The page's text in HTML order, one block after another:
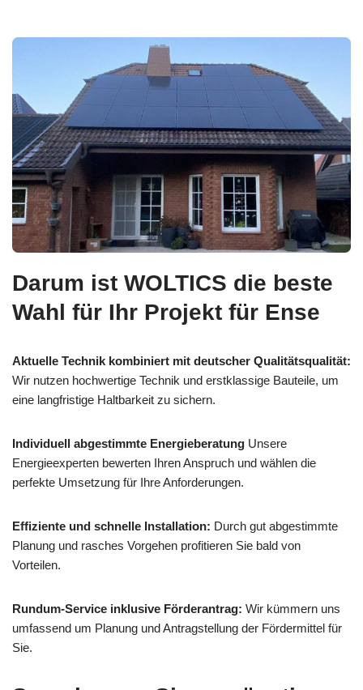
Darum ist WOLTICS die beste
Wahl für Ihr Projekt für Ense
Aktuelle Technik kombiniert mit deutscher Qualitätsqualität:
Wir nutzen hochwertige Technik und erstklassige Bauteile, um
eine langfristige Haltbarkeit zu sichern.
Individuell abgestimmte Energieberatung Unsere
Energieexperten bewerten Ihren Anspruch und wählen die
perfekte Umsetzung für Ihre Anforderungen.
Effiziente und schnelle Installation: Durch gut abgestimmte
Planung und rasches Vorgehen profitieren Sie bald von
Vorteilen.
Rundum-Service inklusive Förderantrag: Wir kümmern uns
umfassend um Planung und Antragstellung der Fördermittel für
Sie.